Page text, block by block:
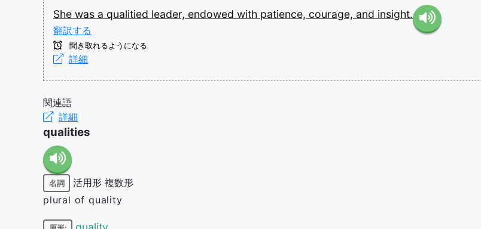
She was a qualitied leader, endowed with patience, courage, and insight.
翻訳する
聞き取れるようになる
詳細
関連語
詳細
qualities
名詞 活用形 複数形
plural of quality